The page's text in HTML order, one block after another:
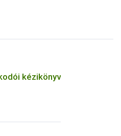
kézikönyv